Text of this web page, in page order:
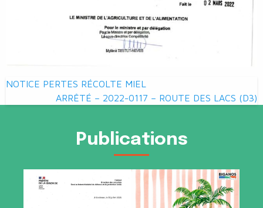
Navigation
de
NOTICE PERTES RÉCOLTE MIEL
ARRÊTÉ – 2022-0117 – ROUTE DES LACS (D3)
Publications